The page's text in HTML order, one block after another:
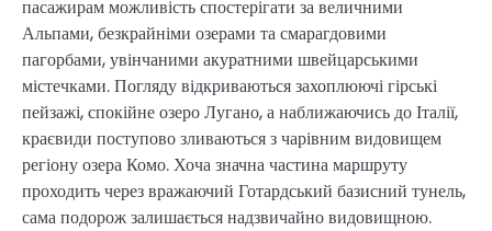
пасажирам можливість спостерігати за величними
Альпами, безкрайніми озерами та смарагдовими
пагорбами, увінчаними акуратними швейцарськими
містечками. Погляду відкриваються захоплюючі гірські
пейзажі, спокійне озеро Лугано, а наближаючись до Італії,
краєвиди поступово зливаються з чарівним видовищем
регіону озера Комо. Хоча значна частина маршруту
проходить через вражаючий Готардський базисний тунель,
сама подорож залишається надзвичайно видовищною.